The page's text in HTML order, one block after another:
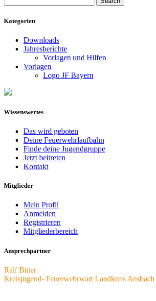
for:
Kategorien
Downloads
Jahresberichte
Vorlagen und Hilfen
Vorlagen
Logo JF Bayern
Wissenswertes
Das wird geboten
Deine Feuerwehrlaufbahn
Finde deine Jugendgruppe
Jetzt beitreten
Kontakt
Mitglieder
Mein Profil
Anmelden
Registrieren
Mitgliederbereich
Ansprechpartner
Ralf Bitter
Kreisjugend- Feuerwehrwart Landkreis Ansbach